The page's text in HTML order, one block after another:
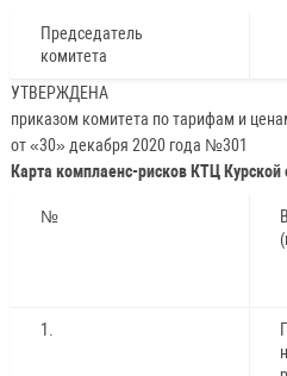
Председатель
комитета
УТВЕРЖДЕНА
приказом комитета по тарифам и
от «30» декабря 2020 года №301
Карта комплаенс-рисков КТЦ
№
1.